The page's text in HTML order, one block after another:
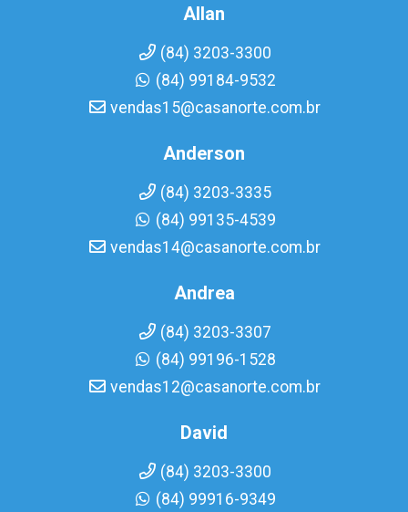
Allan
(84) 3203-3300
(84) 99184-9532
vendas15@casanorte.com.br
Anderson
(84) 3203-3335
(84) 99135-4539
vendas14@casanorte.com.br
Andrea
(84) 3203-3307
(84) 99196-1528
vendas12@casanorte.com.br
David
(84) 3203-3300
(84) 99916-9349